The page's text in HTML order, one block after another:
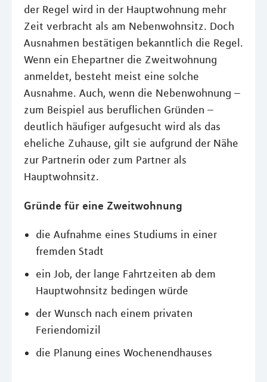
der Regel wird in der Hauptwohnung mehr
Zeit verbracht als am Nebenwohnsitz. Doch
Ausnahmen bestätigen bekanntlich die Regel.
Wenn ein Ehepartner die Zweitwohnung
anmeldet, besteht meist eine solche
Ausnahme. Auch, wenn die Nebenwohnung –
zum Beispiel aus beruflichen Gründen –
deutlich häufiger aufgesucht wird als das
eheliche Zuhause, gilt sie aufgrund der Nähe
zur Partnerin oder zum Partner als
Hauptwohnsitz.
Gründe für eine Zweitwohnung
die Aufnahme eines Studiums in einer
fremden Stadt
ein Job, der lange Fahrtzeiten ab dem
Hauptwohnsitz bedingen würde
der Wunsch nach einem privaten
Feriendomizil
die Planung eines Wochenendhauses